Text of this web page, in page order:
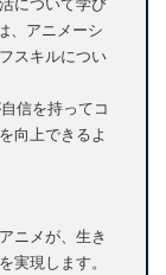
、アニメーシ
スキルについ
信を持ってコ
向上できるよ
ニメが、生き
実現します。